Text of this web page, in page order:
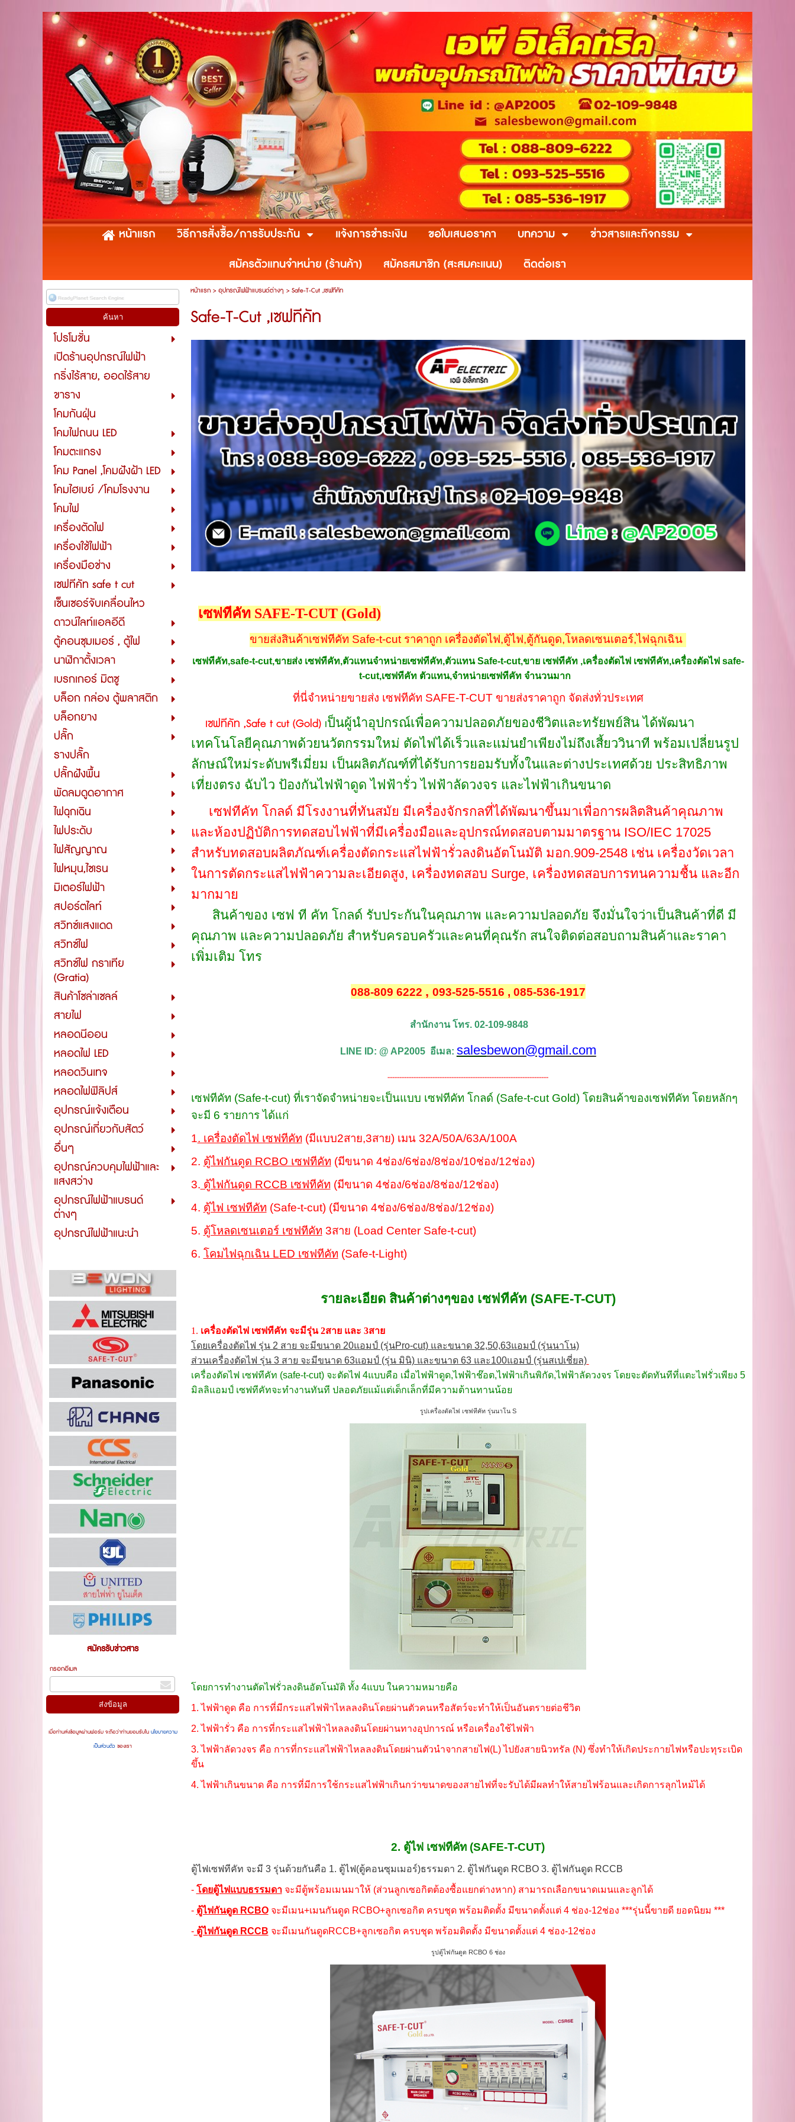
หน้าแรก วิธีการสั่งซื้อ/การรับประกัน แจ้งการชำระเงิน ขอใบเสนอราคา บทความ
ข่าวสารและกิจกรรม
สมัครตัวแทนจำหน่าย (ร้านค้า)
สมัครสมาชิก (สะสมคะแนน) ติดต่อเรา
โปรโมชั่น
เปิดร้านอุปกรณ์ไฟฟ้า
กริ่งไร้สาย, ออดไร้สาย
ขาราง
โคมกันฝุ่น
โคมไฟถนน LED
โคมตะแกรง
โคม Panel ,โคมฝังฝ้า LED
โคมไฮเบย์ /โคมโรงงาน
โคมไฟ
เครื่องตัดไฟ
เครื่องใช้ไฟฟ้า
เครื่องมือช่าง
เซฟทีคัท safe t cut
เซ็นเซอร์จับเคลื่อนไหว
ดาวน์ไลท์แอลอีดี
ตู้คอนซุมเมอร์ , ตู้ไฟ
นาฬิกาตั้งเวลา
เบรกเกอร์ มิตซู
บล็อก กล่อง ตู้พลาสติก
บล็อกยาง
ปลั๊ก
รางปลั๊ก
ปลั๊กฝังพื้น
พัดลมดูดอากาศ
ไฟฉุกเฉิน
ไฟประดับ
ไฟสัญญาณ
ไฟหมุน,ไซเรน
มิเตอร์ไฟฟ้า
สปอร์ตไลท์
สวิทซ์แสงแดด
สวิทซ์ไฟ
สวิทซ์ไฟ กราเทีย
(Gratia)
สินค้าโซล่าเซลล์
สายไฟ
หลอดนีออน
หลอดไฟ LED
หลอดวินเทจ
หลอดไฟฟิลิปส์
อุปกรณ์แจ้งเตือน
อุปกรณ์เกี่ยวกับสัตว์
อื่นๆ
อุปกรณ์ควบคุมไฟฟ้าและ
แสงสว่าง
อุปกรณ์ไฟฟ้าแบรนด์
ต่างๆ
อุปกรณ์ไฟฟ้าแนะนำ
สมัครรับข่าวสาร
กรอกอีเมล
เมื่อท่านส่งข้อมูลผ่านฟอร์ม จะถือว่าท่านยอมรับในนโยบายความ
เป็นส่วนตัวของเรา
หน้าแรก> อุปกรณ์ไฟฟ้าแบรนด์ต่างๆ > Safe-T-Cut ,เซฟทีคัท
Safe-T-Cut ,เซฟทีคัท
เซฟทีคัท SAFE-T-CUT (Gold)
ขายส่งสินค้าเซฟทีคัท Safe-t-cut ราคาถูก เครื่องตัดไฟ,ตู้ไฟ,ตู้กันดูด,โหลดเซนเตอร์,ไฟฉุกเฉิน
เซฟทีคัท,safe-t-cut,ขายส่ง เซฟทีคัท,ตัวแทนจำหน่ายเซฟทีคัท,ตัวแทน Safe-t-cut,ขาย เซฟทีคัท ,เครื่องตัดไฟ เซฟทีคัท,เครื่องตัดไฟ safe-
t-cut,เซฟทีคัท ตัวแทน,จำหน่ายเซฟทีคัท จำนวนมาก
ที่นี่จำหน่ายขายส่ง เซฟทีคัท SAFE-T-CUT ขายส่งราคาถูก จัดส่งทั่วประเทศ
เซฟทีคัท ,Safe t cut (Gold) เป็นผู้นำอุปกรณ์เพื่อความปลอดภัยของชีวิตและทรัยพย์สิน ได้พัฒนา
เทคโนโลยีคุณภาพด้วยนวัตกรรมใหม่ ตัดไฟได้เร็วและแม่นยำเพียงไม่ถึงเสี้ยววินาที พร้อมเปลี่ยนรูป
ลักษณ์ใหม่ระดับพรีเมี่ยม เป็นผลิตภัณฑ์ที่ได้รับการยอมรับทั้งในและต่างประเทศด้วย ประสิทธิภาพ
เที่ยงตรง ฉับไว ป้องกันไฟฟ้าดูด ไฟฟ้ารั่ว ไฟฟ้าลัดวงจร และไฟฟ้าเกินขนาด
เซฟทีคัท โกลด์ มีโรงงานที่ทันสมัย มีเครื่องจักรกลที่ได้พัฒนาขึ้นมาเพื่อการผลิตสินค้าคุณภาพ
และห้องปฏิบัติการทดสอบไฟฟ้าที่มีเครื่องมือและอุปกรณ์ทดสอบตามมาตรฐาน ISO/IEC 17025
สำหรับทดสอบผลิตภัณฑ์เครื่องตัดกระแสไฟฟ้ารั่วลงดินอัตโนมัติ มอก.909-2548 เช่น เครื่องวัดเวลา
ในการตัดกระแสไฟฟ้าความละเอียดสูง, เครื่องทดสอบ Surge, เครื่องทดสอบการทนความชื้น และอีก
มากมาย
สินค้าของ เซฟ ที คัท โกลด์ รับประกันในคุณภาพ และความปลอดภัย จึงมั่นใจว่าเป็นสินค้าที่ดี มี
คุณภาพ และความปลอดภัย สำหรับครอบครัวและคนที่คุณรัก สนใจติดต่อสอบถามสินค้าและราคา
เพิ่มเติม โทร
088-809 6222 , 093-525-5516 , 085-536-1917
สำนักงาน โทร. 02-109-9848
LINE ID: @ AP2005 อีเมล: salesbewon@gmail.com
--------------------------------------------------------------------
เซฟทีคัท (Safe-t-cut) ที่เราจัดจำหน่ายจะเป็นแบบ เซฟทีคัท โกลด์ (Safe-t-cut Gold) โดยสินค้าของเซฟทีคัท โดยหลักๆ
จะมี 6 รายการ ได้แก่
1. เครื่องตัดไฟ เซฟทีคัท (มีแบบ2สาย,3สาย) เมน 32A/50A/63A/100A
2. ตู้ไฟกันดูด RCBO เซฟทีคัท (มีขนาด 4ช่อง/6ช่อง/8ช่อง/10ช่อง/12ช่อง)
3. ตู้ไฟกันดูด RCCB เซฟทีคัท (มีขนาด 4ช่อง/6ช่อง/8ช่อง/12ช่อง)
4. ตู้ไฟ เซฟทีคัท (Safe-t-cut) (มีขนาด 4ช่อง/6ช่อง/8ช่อง/12ช่อง)
5. ตู้โหลดเซนเตอร์ เซฟทีคัท 3สาย (Load Center Safe-t-cut)
6. โคมไฟฉุกเฉิน LED เซฟทีคัท (Safe-t-Light)
รายละเอียด สินค้าต่างๆของ เซฟทีคัท (SAFE-T-CUT)
1. เครื่องตัดไฟ เซฟทีคัท จะมีรุ่น 2สาย และ 3สาย
โดยเครื่องตัดไฟ รุ่น 2 สาย จะมีขนาด 20แอมป์ (รุ่นPro-cut) และขนาด 32,50,63แอมป์ (รุ่นนาโน)
ส่วนเครื่องตัดไฟ รุ่น 3 สาย จะมีขนาด 63แอมป์ (รุ่น มินิ) และขนาด 63 และ100แอมป์ (รุ่นสเปเชี่ยล)
เครื่องตัดไฟ เซฟทีคัท (safe-t-cut) จะตัดไฟ 4แบบคือ เมื่อไฟฟ้าดูด,ไฟฟ้าช๊อต,ไฟฟ้าเกินพิกัด,ไฟฟ้าลัดวงจร โดยจะตัดทันทีที่แตะไฟรั่วเพียง 5
มิลลิแอมป์ เซฟทีคัทจะทำงานทันที ปลอดภัยแม้แต่เด็กเล็กที่มีความต้านทานน้อย
รูปเครื่องตัดไฟ เซฟทีคัท รุ่นนาโน S
โดยการทำงานตัดไฟรั่วลงดินอัตโนมัติ ทั้ง 4แบบ ในความหมายคือ
1. ไฟฟ้าดูด คือ การที่มีกระแสไฟฟ้าไหลลงดินโดยผ่านตัวคนหรือสัตว์จะทำให้เป็นอันตรายต่อชีวิต
2. ไฟฟ้ารั่ว คือ การที่กระแสไฟฟ้าไหลลงดินโดยผ่านทางอุปการณ์ หรือเครื่องใช้ไฟฟ้า
3. ไฟฟ้าลัดวงจร คือ การที่กระแสไฟฟ้าไหลลงดินโดยผ่านตัวนำจากสายไฟ(L) ไปยังสายนิวทรัล (N) ซึ่งทำให้เกิดประกายไฟหรือปะทุระเบิด
ขึ้น
4. ไฟฟ้าเกินขนาด คือ การที่มีการใช้กระแสไฟฟ้าเกินกว่าขนาดของสายไฟที่จะรับได้มีผลทำให้สายไฟร้อนและเกิดการลุกไหม้ได้
2. ตู้ไฟ เซฟทีคัท (SAFE-T-CUT)
ตู้ไฟเซฟทีคัท จะมี 3 รุ่นด้วยกันคือ 1. ตู้ไฟ(ตู้คอนซุมเมอร์)ธรรมดา 2. ตู้ไฟกันดูด RCBO 3. ตู้ไฟกันดูด RCCB
- โดยตู้ไฟแบบธรรมดาจะมีตู้พร้อมเมนมาให้ (ส่วนลูกเซอกิตต้องซื้อแยกต่างหาก) สามารถเลือกขนาดเมนและลูกได้
- ตู้ไฟกันดูด RCBOจะมีเมน+เมนกันดูด RCBO+ลูกเซอกิต ครบชุด พร้อมติดตั้ง มีขนาดตั้งแต่ 4 ช่อง-12ช่อง ***รุ่นนี้ขายดี ยอดนิยม ***
-ตู้ไฟกันดูด RCCB จะมีเมนกันดูดRCCB+ลูกเซอกิต ครบชุด พร้อมติดตั้ง มีขนาดตั้งแต่ 4 ช่อง-12ช่อง
รูปตู้ไฟกันดูด RCBO 6 ช่อง